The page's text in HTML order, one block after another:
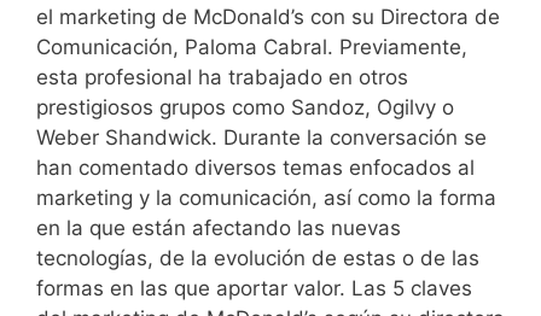
el marketing de McDonald’s con su Directora de
Comunicación, Paloma Cabral. Previamente,
esta profesional ha trabajado en otros
prestigiosos grupos como Sandoz, Ogilvy o
Weber Shandwick. Durante la conversación se
han comentado diversos temas enfocados al
marketing y la comunicación, así como la forma
en la que están afectando las nuevas
tecnologías, de la evolución de estas o de las
formas en las que aportar valor. Las 5 claves